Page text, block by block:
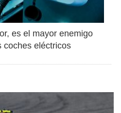
es el mayor enemigo
coches eléctricos